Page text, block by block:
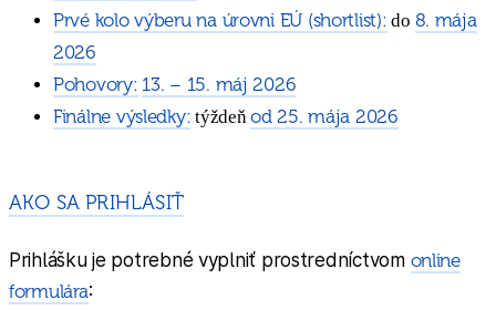
Prvé kolo výberu na úrovni EÚ (shortlist): do 8. mája
2026
Pohovory: 13. – 15. máj 2026
Finálne výsledky: týždeňod 25. mája 2026
AKO SA PRIHLÁSIŤ
Prihlášku je potrebné vyplniť prostredníctvom online
formulára: